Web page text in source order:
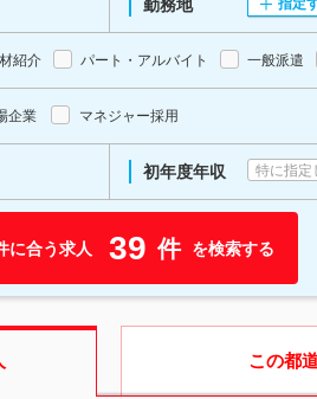
勤務地 指定
紹介 パート・アルバイト 一般派遣
企業 マネジャー採用
初年度年収 特に指定
に合う求人 39 件 を検索する
この都